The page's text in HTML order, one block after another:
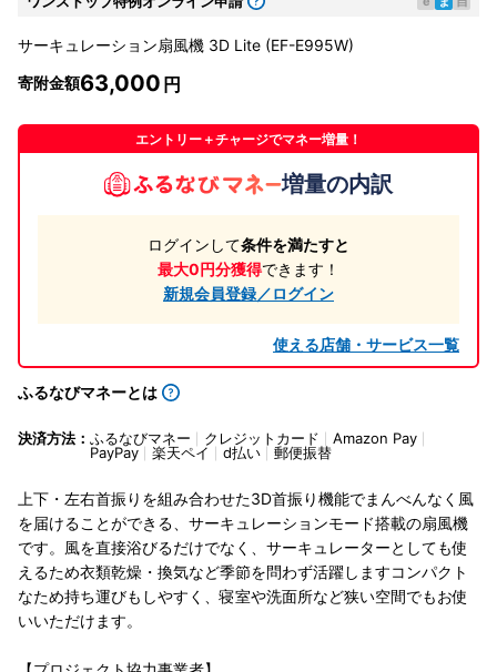
サーキュレーション扇風機 3D Lite (EF-E995W)
寄附金額63,000
エントリー＋チャージでマネー増量！
増量の内訳
ログインして条件を満たすと
最大0円分獲得できます！
新規会員登録／ログイン
使える店舗・サービス一覧
ふるなびマネーとは
決済方法： ふるなびマネー クレジットカード
Amazon Pay
PayPay
楽天ペイ d払い 郵便振替
上下・左右首振りを組み合わせた3D首振り機能でまんべんなく風
を届けることができる、サーキュレーションモード搭載の扇風機
です。風を直接浴びるだけでなく、サーキュレーターとしても使
えるため衣類乾燥・換気など季節を問わず活躍しますコンパクト
なため持ち運びもしやすく、寝室や洗面所など狭い空間でもお使
いいただけます。